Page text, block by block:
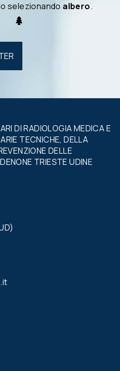
selezionando albero.
DI RADIOLOGIA MEDICA E
TECNICHE, DELLA
DELLE
TRIESTE UDINE